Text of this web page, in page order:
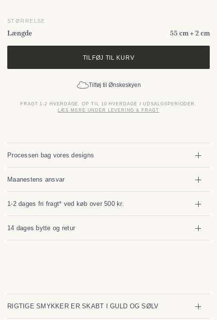
STØRRELSE
Længde 55 cm + 2 cm
TILFØJ TIL KURV
Tilføj til Ønskeskyen
FRAGT 1-2 HVERDAGE. OP TIL 10 HVERDAGE I UDSALGSPERIODER.
LÆS MERE UNDER LEVERING & FRAGT
Processen bag vores designs
Maanestens ansvar
1-2 dages fri fragt* ved køb over 500 kr.
14 dages bytte og retur
RIGTIGE SMYKKER ER SKABT I GULD OG SØLV